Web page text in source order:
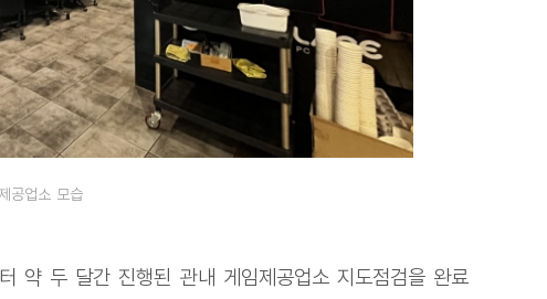
공업소 모습
약 두 달간 진행된 관내 게임제공업소 지도점검을 완료